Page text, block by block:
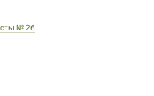
№ 26